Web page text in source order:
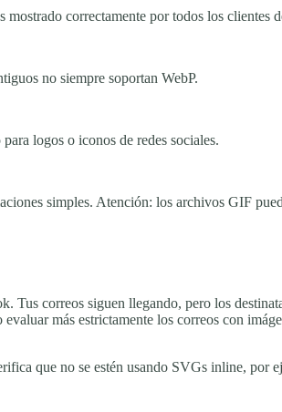
correctamente por todos los clientes
no siempre soportan WebP.
logos o iconos de redes sociales.
simples. Atención: los archivos GIF
Tus correos siguen llegando, pero los
más estrictamente los correos con
que no se estén usando SVGs inline, por